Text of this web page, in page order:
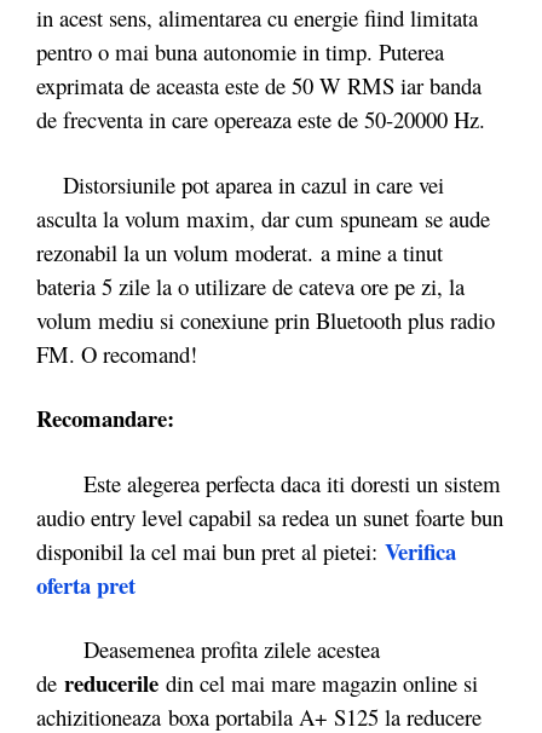
in acest sens, alimentarea cu energie fiind limitata
pentro o mai buna autonomie in timp. Puterea
exprimata de aceasta este de 50 W RMS iar banda
de frecventa in care opereaza este de 50-20000 Hz.
Distorsiunile pot aparea in cazul in care vei
asculta la volum maxim, dar cum spuneam se aude
rezonabil la un volum moderat. a mine a tinut
bateria 5 zile la o utilizare de cateva ore pe zi, la
volum mediu si conexiune prin Bluetooth plus radio
FM. O recomand!
Recomandare:
Este alegerea perfecta daca iti doresti un sistem
audio entry level capabil sa redea un sunet foarte bun
disponibil la cel mai bun pret al pietei: Verifica
oferta pret
Deasemenea profita zilele acestea
de reducerile din cel mai mare magazin online si
achizitioneaza boxa portabila A+ S125 la reducere